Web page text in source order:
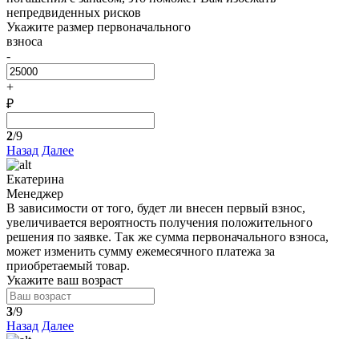
непредвиденных рисков
Укажите размер первоначального
взноса
-
+
₽
2/9
Назад Далее
Екатерина
Менеджер
В зависимости от того, будет ли внесен первый взнос,
увеличивается вероятность получения положительного
решения по заявке. Так же сумма первоначального взноса,
может изменить сумму ежемесячного платежа за
приобретаемый товар.
Укажите ваш возраст
3/9
Назад Далее